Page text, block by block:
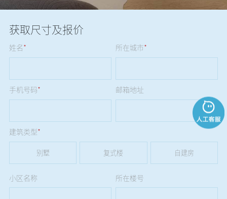
获取尺寸及报价
姓名* 所在城市*
手机号码* 邮箱地址
建筑类型*
别墅 复式楼 自建房
小区名称 所在楼号